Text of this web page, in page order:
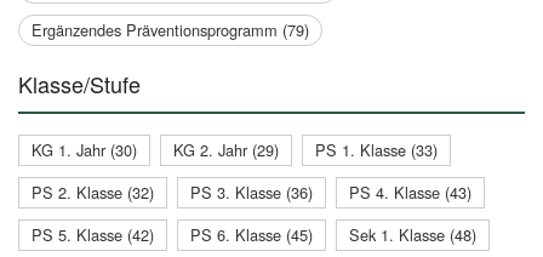
Ergänzendes Präventionsprogramm (79)
Klasse/Stufe
KG 1. Jahr (30) KG 2. Jahr (29)
PS 1. Klasse (33)
PS 2. Klasse (32)
PS 3. Klasse (36)
PS 4. Klasse (43)
PS 5. Klasse (42)
PS 6. Klasse (45)
Sek 1. Klasse (48)